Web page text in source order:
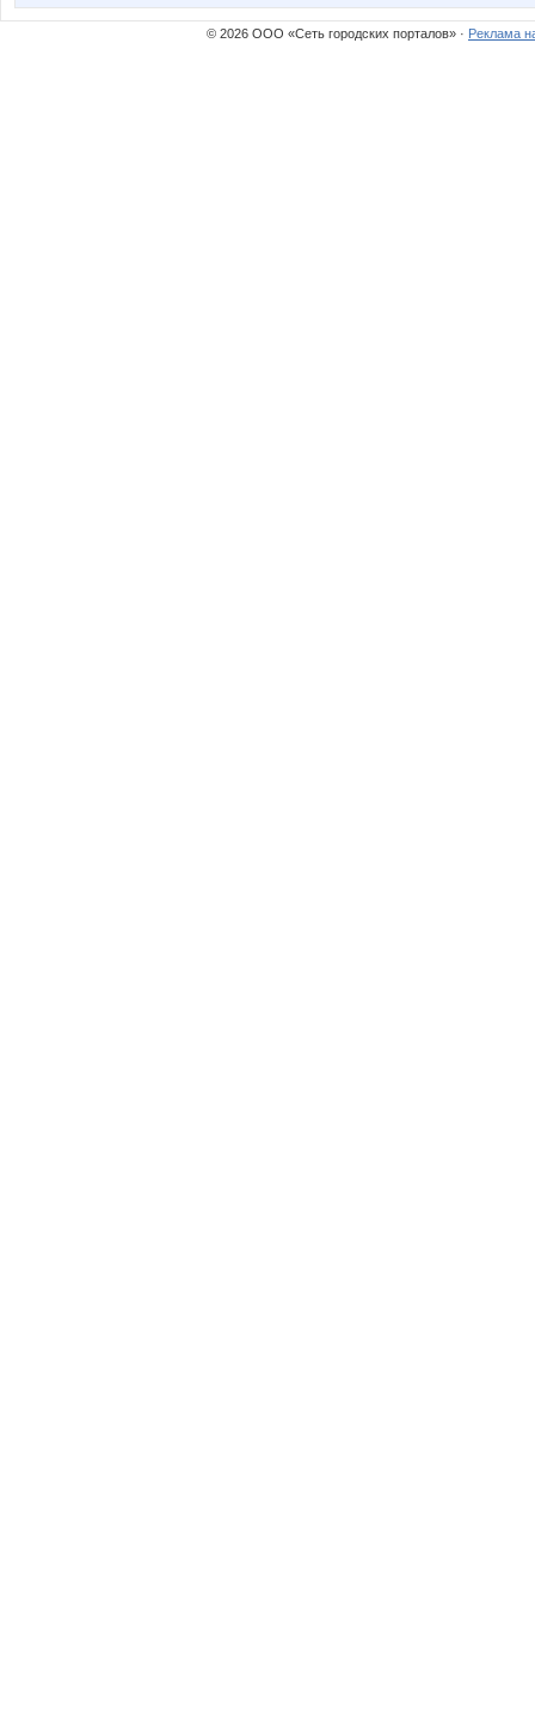
© 2026 ООО «Сеть городских порталов» · Реклама